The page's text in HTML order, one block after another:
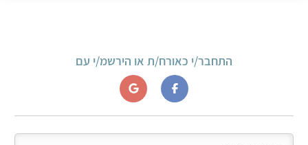
התחבר/י כאורח/ת או הירשמ/י עם